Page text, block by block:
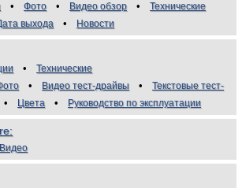
Фото Видео обзор
Технические
выхода Новости
Технические
Видео тест-драйвы
Текстовые тест-
Цвета Руководство по эксплуатации
Видео